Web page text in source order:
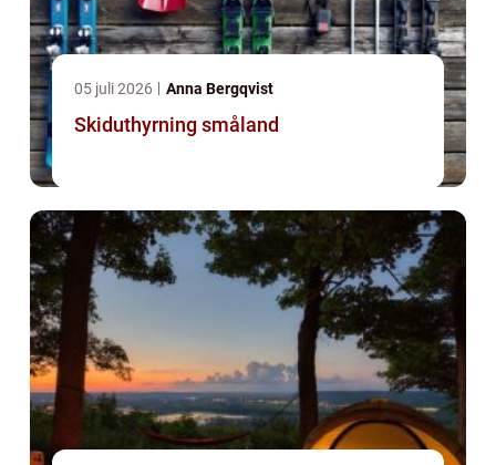
05 juli 2026 Anna Bergqvist
Skiduthyrning småland